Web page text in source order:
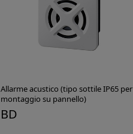
Allarme acustico (tipo sottile IP65 per
montaggio su pannello)
BD